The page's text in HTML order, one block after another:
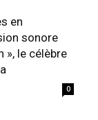
en
sonore
», le célèbre
0